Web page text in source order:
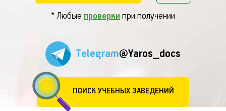
* Любые проверки при получении
Telegram@Yaros_docs
ПОИСК УЧЕБНЫХ ЗАВЕДЕНИЙ